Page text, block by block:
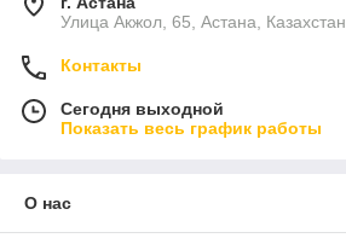
Улица Акжол, 65, Астана, Казахстан
Контакты
Сегодня выходной
Показать весь график работы
О нас